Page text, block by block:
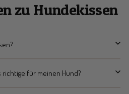
zu Hundekissen
für meinen Hund?